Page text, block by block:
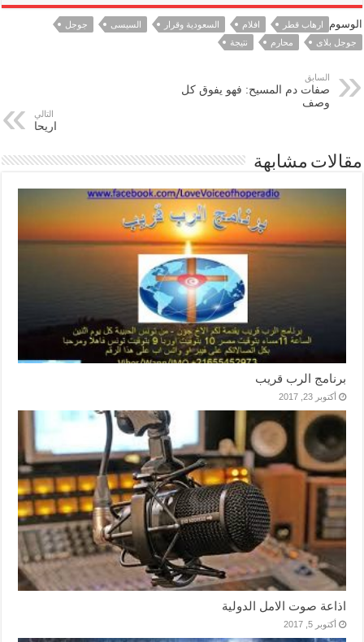
الوسوم ارهاب قطر افلام السعودية وقرار السيسى
جوجل
جوجل بلاى
محارم نتيجة
السابق
صفات دم المسيح: فهو يفوق كل
وصف
التالي
اريحا
مقالات مشابهة
برنامج الرب قريب
أكتوبر 23, 2017
اذاعة صوت الامل الدولية
أكتوبر 5, 2017